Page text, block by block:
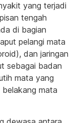
yang terjadi
tengah
di bagian
pelangi mata
dan jaringan
sebagai badan
mata yang
mata